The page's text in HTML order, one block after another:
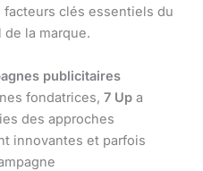
clés essentiels du
la marque.
publicitaires
fondatrices, 7 Up a
des approches
innovantes et parfois